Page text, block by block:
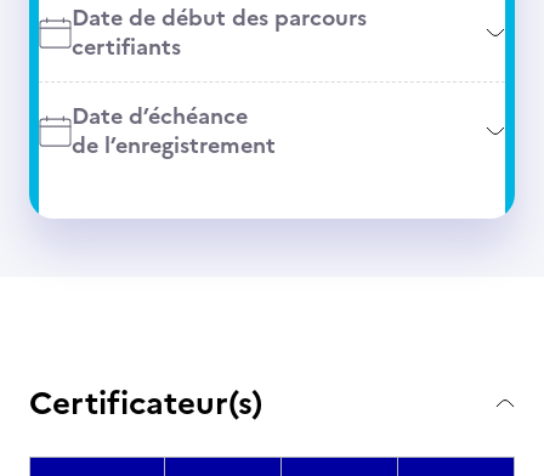
Date de début des parcours
certifiants
Date d’échéance
de l’enregistrement
Certificateur(s)